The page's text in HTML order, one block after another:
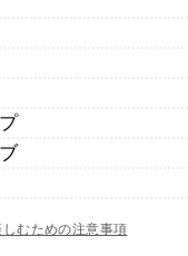
むための注意事項